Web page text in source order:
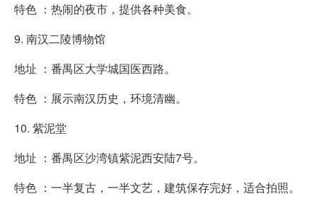
特色 ：热闹的夜市，提供各种美食。
9. 南汉二陵博物馆
地址 ：番禺区大学城国医西路。
特色 ：展示南汉历史，环境清幽。
10. 紫泥堂
地址 ：番禺区沙湾镇紫泥西安陆7号。
特色 ：一半复古，一半文艺，建筑保存完好，适合拍照。